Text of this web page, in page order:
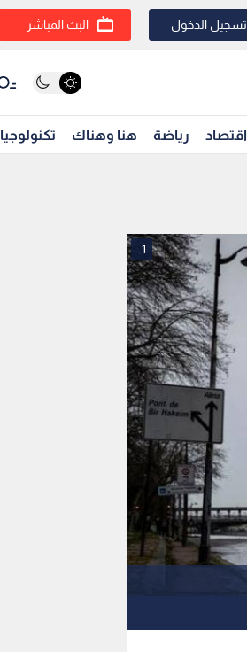
تسجيل الدخول البث المباشر
اقتصاد رياضة هنا وهناك تكنولوجيا
1